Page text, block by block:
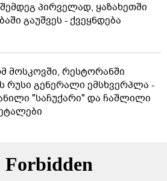
პირველად, ყაზახეთში
გაუშვეს - ქვეყნდება
მოსკოვში, რესტორანში
რუსი გენერალი ემსხვერპლა -
"საჩუქარი" და ჩაშლილი